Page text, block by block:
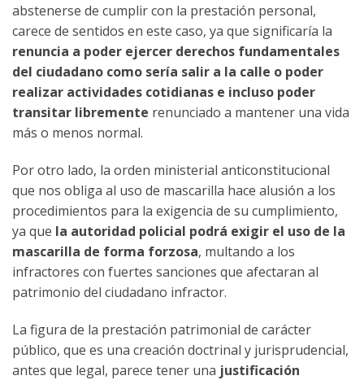
abstenerse de cumplir con la prestación personal,
carece de sentidos en este caso, ya que significaría la
renuncia a poder ejercer derechos fundamentales
del ciudadano como sería salir a la calle o poder
realizar actividades cotidianas e incluso poder
transitar libremente renunciado a mantener una vida
más o menos normal.
Por otro lado, la orden ministerial anticonstitucional
que nos obliga al uso de mascarilla hace alusión a los
procedimientos para la exigencia de su cumplimiento,
ya que la autoridad policial podrá exigir el uso de la
mascarilla de forma forzosa, multando a los
infractores con fuertes sanciones que afectaran al
patrimonio del ciudadano infractor.
La figura de la prestación patrimonial de carácter
público, que es una creación doctrinal y jurisprudencial,
antes que legal, parece tener una justificación